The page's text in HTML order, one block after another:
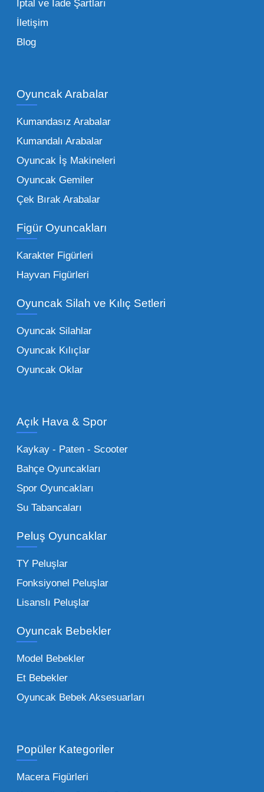
Toptan Oyuncak Çeşitleri Nelerdir?
kadar zengindir. Bir mağazanın veya eğitim
çeşitliliği ile doğru orantılıdır. İşte Mega
Oyuncak bünyesinde öne çıkan ve en çok
tercih edilen kategorilerimiz:
Peluş Oyuncaklar:
vazgeçilmezi olan yumuşak dokulu sevilen
seçeneklerimizi keşfederek koleksiyonunuza
en sevilen karakterleri ekleyebilirsiniz.
Eğitici Setler:
tarafından tercih edilentoptan eğitici
ebeveynlerin son yıllarda en çok satın aldığı
ürün grupları arasında yer almaktadır.
Oyuncak Araçlar:
stok imkanımızla sunulmaktadır.
Küçük Oyuncaklar:
sağlayan toptan küçük oyuncaklar, bakkallar,
Bu kategorideki küçük oyuncaklar toptan
alımlarda çok düşük maliyetlerle yüksek
adetli stok yapmanıza olanak tanır. Özellikle
sürpriz paketler ve figürler, çocukların
harçlıklarıyla kolayca alabildiği ürünlerdir.
Çocuk Oyuncakları Toptan Seçenekleri:
Bebeklik döneminden ergenliğe kadar geniş
toptan tedariği yaparken, piyasadaki en son
figürlerden geleneksel oyun setlerine kadar
her şeyi portföyümüzde bulabilirsiniz.
İşletmeler için toptan oyuncak satış ve alımı
şüphesiz ki birim maliyetin düşmesidir.
İptal ve İade Şartları
İletişim
Blog
Oyuncak Arabalar
Kumandasız Arabalar
Kumandalı Arabalar
Oyuncak İş Makineleri
Oyuncak Gemiler
Çek Bırak Arabalar
Figür Oyuncakları
Karakter Figürleri
Hayvan Figürleri
Oyuncak Silah ve Kılıç Setleri
Oyuncak Silahlar
Oyuncak Kılıçlar
Oyuncak Oklar
Açık Hava & Spor
Kaykay - Paten - Scooter
Bahçe Oyuncakları
Spor Oyuncakları
Su Tabancaları
Peluş Oyuncaklar
TY Peluşlar
Fonksiyonel Peluşlar
Lisanslı Peluşlar
Oyuncak Bebekler
Model Bebekler
Et Bebekler
Oyuncak Bebek Aksesuarları
Popüler Kategoriler
Macera Figürleri